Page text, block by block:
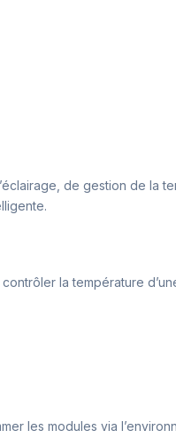
de gestion de la
la température
les modules via